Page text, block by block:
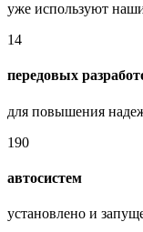
уже используют
14
передовых
для повышения
190
автосистем
установлено и